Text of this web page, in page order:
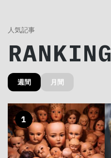
人気記事
RANKING
週間 月間
1